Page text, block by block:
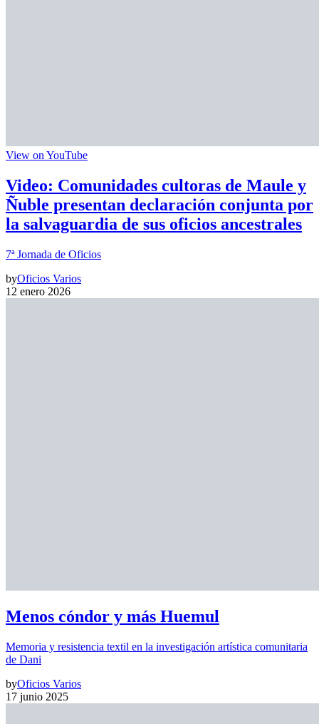
View on YouTube
Video: Comunidades cultoras de Maule y
Ñuble presentan declaración conjunta por
la salvaguardia de sus oficios ancestrales
7ª Jornada de Oficios
byOficios Varios
12 enero 2026
Menos cóndor y más Huemul
Memoria y resistencia textil en la investigación artística comunitaria
de Dani
byOficios Varios
17 junio 2025